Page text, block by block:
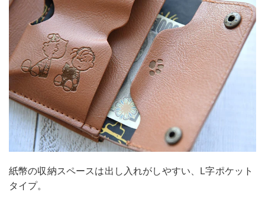
紙幣の収納スペースは出し入れがしやすい、L字ポケット
タイプ。